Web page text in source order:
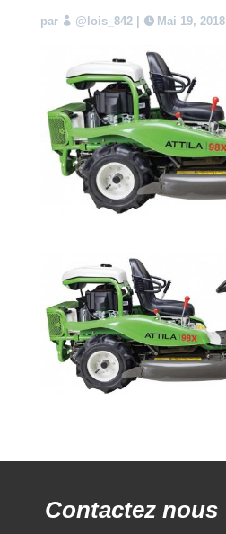
par @lois_842| Mai 19, 2018
Contactez nous